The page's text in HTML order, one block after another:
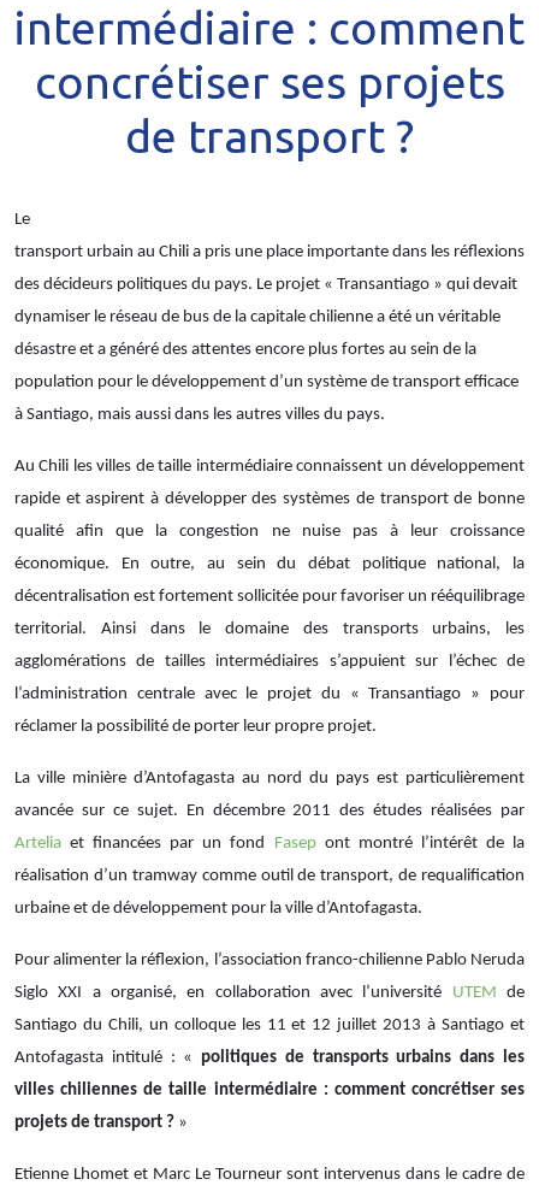
intermédiaire : comment
concrétiser ses projets
de transport ?
Le
transport urbain au Chili a pris une place importante dans les réflexions
des décideurs politiques du pays. Le projet « Transantiago » qui devait
dynamiser le réseau de bus de la capitale chilienne a été un véritable
désastre et a généré des attentes encore plus fortes au sein de la
population pour le développement d’un système de transport efficace
à Santiago, mais aussi dans les autres villes du pays.
Au Chili les villes de taille intermédiaire connaissent un développement
rapide et aspirent à développer des systèmes de transport de bonne
qualité afin que la congestion ne nuise pas à leur croissance
économique. En outre, au sein du débat politique national, la
décentralisation est fortement sollicitée pour favoriser un rééquilibrage
territorial. Ainsi dans le domaine des transports urbains, les
agglomérations de tailles intermédiaires s’appuient sur l’échec de
l’administration centrale avec le projet du « Transantiago » pour
réclamer la possibilité de porter leur propre projet.
La ville minière d’Antofagasta au nord du pays est particulièrement
avancée sur ce sujet. En décembre 2011 des études réalisées par
Artelia et financées par un fond Fasepont montré l’intérêt de la
réalisation d’un tramway comme outil de transport, de requalification
urbaine et de développement pour la ville d’Antofagasta.
Pour alimenter la réflexion, l’association franco-chilienne Pablo Neruda
Siglo XXI a organisé, en collaboration avec l’université UTEM de
Santiago du Chili, un colloque les 11 et 12 juillet 2013 à Santiago et
Antofagasta intitulé : « politiques de transports urbains dans les
villes chiliennes de taille intermédiaire : comment concrétiser ses
projets de transport ? »
Etienne Lhomet et Marc Le Tourneur sont intervenus dans le cadre de